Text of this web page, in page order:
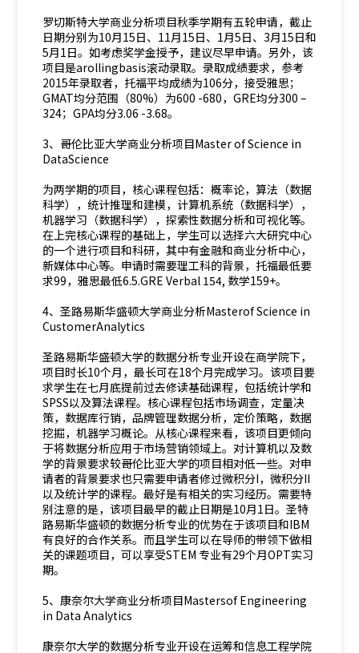
罗切斯特大学商业分析项目秋季学期有五轮申请，截止
日期分别为10月15日、11月15日、1月5日、3月15日和
5月1日。如考虑奖学金授予，建议尽早申请。另外，该
项目是arollingbasis滚动录取。录取成绩要求，参考
2015年录取者，托福平均成绩为106分，接受雅思；
GMAT均分范围（80%）为600 -680，GRE均分300 –
324；GPA均分3.06 -3.68。
3、哥伦比亚大学商业分析项目Master of Science in
DataScience
为两学期的项目，核心课程包括：概率论，算法（数据
科学），统计推理和建模，计算机系统（数据科学），
机器学习（数据科学），探索性数据分析和可视化等。
在上完核心课程的基础上，学生可以选择六大研究中心
的一个进行项目和科研，其中有金融和商业分析中心，
新媒体中心等。申请时需要理工科的背景，托福最低要
求99，雅思最低6.5.GRE Verbal 154, 数学159+。
4、圣路易斯华盛顿大学商业分析Masterof Science in
CustomerAnalytics
圣路易斯华盛顿大学的数据分析专业开设在商学院下，
项目时长10个月，最长可在18个月完成学习。该项目要
求学生在七月底提前过去修读基础课程，包括统计学和
SPSS以及算法课程。核心课程包括市场调查，定量决
策，数据库行销，品牌管理数据分析，定价策略，数据
挖掘，机器学习概论。从核心课程来看，该项目更倾向
于将数据分析应用于市场营销领域上。对计算机以及数
学的背景要求较哥伦比亚大学的项目相对低一些。对申
请者的背景要求也只需要申请者修过微积分I，微积分II
以及统计学的课程。最好是有相关的实习经历。需要特
别注意的是，该项目最早的截止日期是10月1日。圣特
路易斯华盛顿的数据分析专业的优势在于该项目和IBM
有良好的合作关系。而且学生可以在导师的带领下做相
关的课题项目，可以享受STEM 专业有29个月OPT实习
期。
5、康奈尔大学商业分析项目Mastersof Engineering
in Data Analytics
康奈尔大学的数据分析专业开设在运筹和信息工程学院